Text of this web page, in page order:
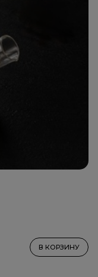
В КОРЗИНУ